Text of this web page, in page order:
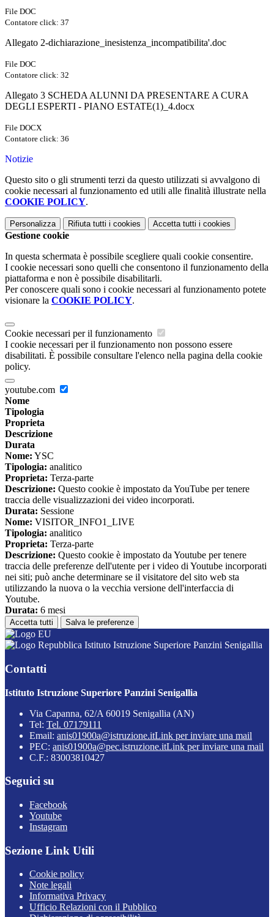
File DOC
Contatore click: 37
Allegato 2-dichiarazione_inesistenza_incompatibilita'.doc
File DOC
Contatore click: 32
Allegato 3 SCHEDA ALUNNI DA PRESENTARE A CURA
DEGLI ESPERTI - PIANO ESTATE(1)_4.docx
File DOCX
Contatore click: 36
Notizie
Questo sito o gli strumenti terzi da questo utilizzati si avvalgono di
cookie necessari al funzionamento ed utili alle finalità illustrate nella
COOKIE POLICY.
Personalizza Rifiuta tutti i cookies Accetta tutti i cookies
Gestione cookie
In questa schermata è possibile scegliere quali cookie consentire.
I cookie necessari sono quelli che consentono il funzionamento della
piattaforma e non è possibile disabilitarli.
Per conoscere quali sono i cookie necessari al funzionamento potete
visionare la COOKIE POLICY.
Cookie necessari per il funzionamento
I cookie necessari per il funzionamento non possono essere
disabilitati. È possibile consultare l'elenco nella pagina della cookie
policy.
youtube.com
Nome
Tipologia
Proprieta
Descrizione
Durata
Nome: YSC
Tipologia: analitico
Proprieta: Terza-parte
Descrizione: Questo cookie è impostato da YouTube per tenere
traccia delle visualizzazioni dei video incorporati.
Durata: Sessione
Nome: VISITOR_INFO1_LIVE
Tipologia: analitico
Proprieta: Terza-parte
Descrizione: Questo cookie è impostato da Youtube per tenere
traccia delle preferenze dell'utente per i video di Youtube incorporati
nei siti; può anche determinare se il visitatore del sito web sta
utilizzando la nuova o la vecchia versione dell'interfaccia di
Youtube.
Durata: 6 mesi
Accetta tutti Salva le preferenze
Istituto Istruzione Superiore Panzini Senigallia
Contatti
Istituto Istruzione Superiore Panzini Senigallia
Via Capanna, 62/A 60019 Senigallia (AN)
Tel: Tel. 07179111
Email: anis01900a@istruzione.itLink per inviare una mail
PEC: anis01900a@pec.istruzione.itLink per inviare una mail
C.F.: 83003810427
Seguici su
Facebook
Youtube
Instagram
Sezione Link Utili
Cookie policy
Note legali
Informativa Privacy
Ufficio Relazioni con il Pubblico